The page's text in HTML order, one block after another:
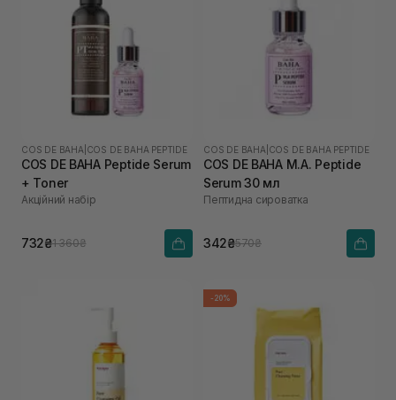
COS DE BAHA COS DE BAHA PEPTIDE
COS DE BAHA Peptide Serum
+ Toner
Акційний набір
732₴1 360₴
COS DE BAHA COS DE BAHA PEPTIDE
COS DE BAHA M.A. Peptide
Serum 30 мл
Пептидна сироватка
342₴570₴
-20%